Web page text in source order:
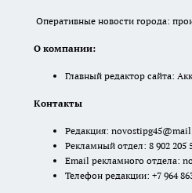
Оперативные новости города:
О компании:
Главный редактор сайта:
Контакты
Редакция:
Рекламный отдел: 8 902 205
Email рекламного отдела:
Телефон редакции: +7 964